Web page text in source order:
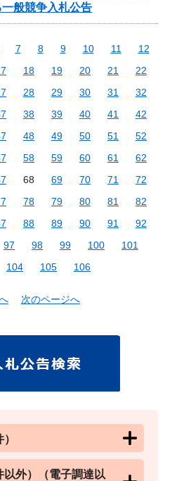
般競争入札公告
7 8 9 10 11
12
18 19 20 21
22
28 29 30 31
32
38 39 40 41
42
48 49 50 51
52
58 59 60 61
62
68 69 70 71
72
78 79 80 81
82
88 89 90 91
92
97 98 99 100
101
104 105 106
次のページへ
以外）（電子調達以